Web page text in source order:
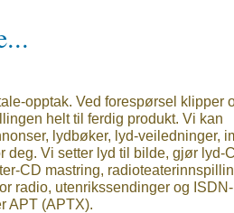
opptak. Ved forespørsel klipper
helt til ferdig produkt. Vi kan
lydbøker, lyd-veiledninger,
deg. Vi setter lyd til bilde, gjør lyd-
CD mastring,
radio, utenrikssendinger og
APT (APTX).